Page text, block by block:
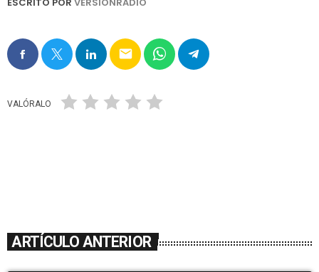
email
VALÓRALO
ARTÍCULO ANTERIOR